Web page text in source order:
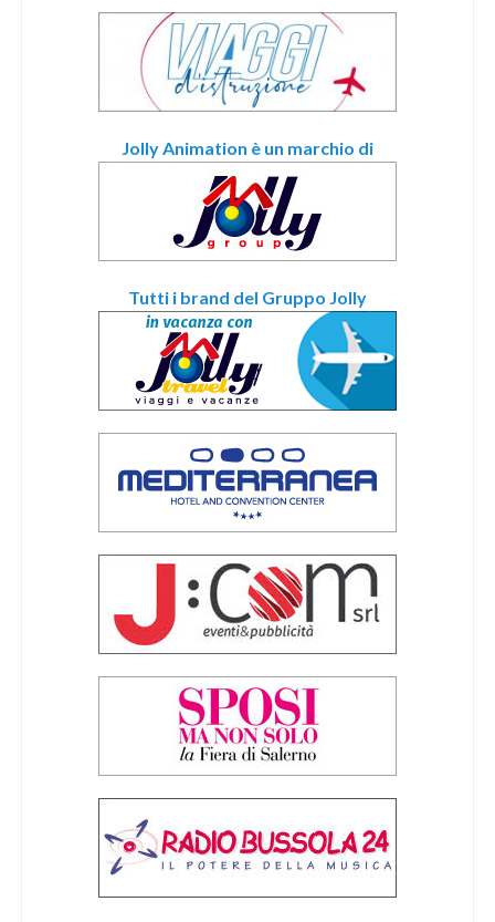
Jolly Animation è un marchio di
Tutti i brand del Gruppo Jolly